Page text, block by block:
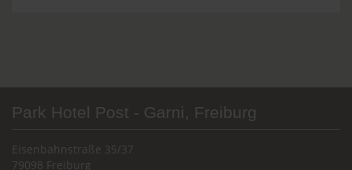
Park Hotel Post - Garni, Freiburg
Eisenbahnstraße 35/37
79098 Freiburg